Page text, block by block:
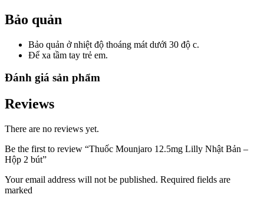
Bảo quản
Bảo quản ở nhiệt độ thoáng mát dưới 30 độ c.
Để xa tầm tay trẻ em.
Đánh giá sản phẩm
Reviews
There are no reviews yet.
Be the first to review “Thuốc Mounjaro 12.5mg Lilly Nhật Bản –
Hộp 2 bút”
Your email address will not be published. Required fields are
marked